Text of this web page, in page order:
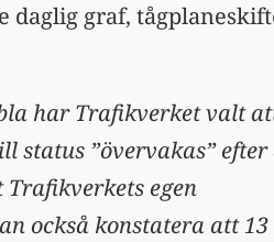
daglig graf,
har Trafikverket valt
status ”övervakas”
egen
också konstatera att